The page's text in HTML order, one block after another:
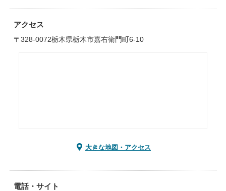
アクセス
〒328-0072栃木県栃木市嘉右衛門町6-10
大きな地図・アクセス
電話・サイト